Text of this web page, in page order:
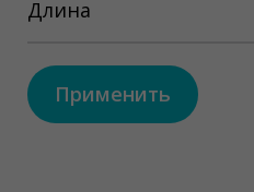
Длина
Применить